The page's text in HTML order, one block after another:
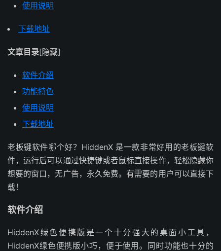
使用说明
下载地址
文章目录[隐藏]
软件介绍
功能特色
使用说明
下载地址
老板键软件哪个好？HiddenX 是一款非常好用的老板键软
件，运行后可以通过快捷键或者鼠标直接操作，轻松隐藏你
想要的窗口，无广告，永久免费。有需要的用户可以直接下
载！
软件介绍
HiddenX绿色便携版是一个十分强大的桌面小工具，
HiddenX绿色便携版小巧，便于使用。同时功能也十分的